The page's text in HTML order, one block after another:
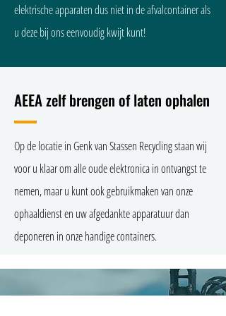
elektrische apparaten dus niet in de afvalcontainer als
u deze bij ons eenvoudig kwijt kunt!
AEEA zelf brengen of laten ophalen
Op de locatie in Genk van Stassen Recycling staan wij
voor u klaar om alle oude elektronica in ontvangst te
nemen, maar u kunt ook gebruikmaken van onze
ophaaldienst en uw afgedankte apparatuur dan
deponeren in onze handige containers.